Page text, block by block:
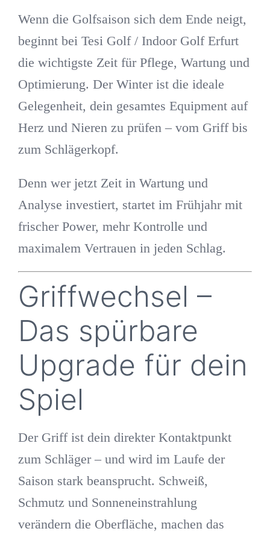
Wenn die Golfsaison sich dem Ende neigt,
beginnt bei Tesi Golf / Indoor Golf Erfurt
die wichtigste Zeit für Pflege, Wartung und
Optimierung. Der Winter ist die ideale
Gelegenheit, dein gesamtes Equipment auf
Herz und Nieren zu prüfen – vom Griff bis
zum Schlägerkopf.
Denn wer jetzt Zeit in Wartung und
Analyse investiert, startet im Frühjahr mit
frischer Power, mehr Kontrolle und
maximalem Vertrauen in jeden Schlag.
Griffwechsel –
Das spürbare
Upgrade für dein
Spiel
Der Griff ist dein direkter Kontaktpunkt
zum Schläger – und wird im Laufe der
Saison stark beansprucht. Schweiß,
Schmutz und Sonneneinstrahlung
verändern die Oberfläche, machen das